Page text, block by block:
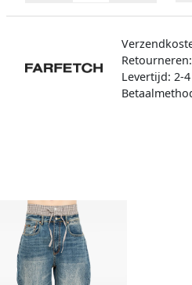
Levertijd: 2-